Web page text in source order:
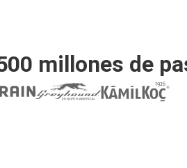
millones de